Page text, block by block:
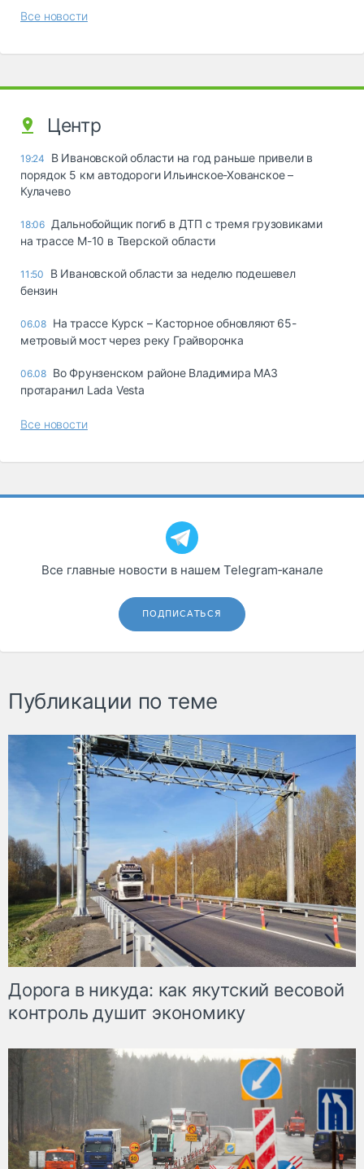
Все новости
Центр
19:24
В Ивановской области на год раньше привели в
порядок 5 км автодороги Ильинское-Хованское –
Кулачево
18:06 Дальнобойщик погиб в ДТП с тремя грузовиками
на трассе М-10 в Тверской области
11:50
В Ивановской области за неделю подешевел
бензин
06.08 На трассе Курск – Касторное обновляют 65-
метровый мост через реку Грайворонка
06.08 Во Фрунзенском районе Владимира МАЗ
протаранил Lada Vesta
Все новости
Все главные новости в нашем Telegram‑канале
ПОДПИСАТЬСЯ
Публикации по теме
Дорога в никуда: как якутский весовой
контроль душит экономику